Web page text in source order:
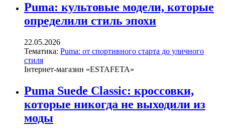
Puma: культовые модели, которые
определили стиль эпохи
22.05.2026
Тематика: Puma: от спортивного старта до уличного
стиля
Інтернет-магазин «ESTAFETA»
Puma Suede Classic: кроссовки,
которые никогда не выходили из
моды